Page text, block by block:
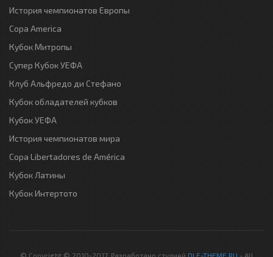
История чемпионатов Европы
Copa America
Кубок Митропы
Супер Кубок УЕФА
Клуб Альфредо ди Стефано
Кубок обладателей кубков
Кубок УЕФА
История чемпионатов мира
Copa Libertadores de América
Кубок Латины
Кубок Интертото
© Copyright © 2010-2017. Разработано студией DLE-THEME.RU - All